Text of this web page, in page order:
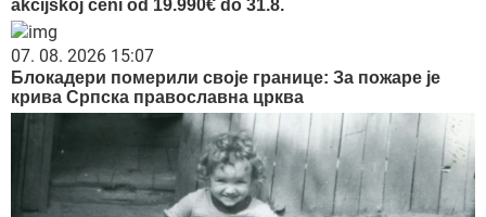
akcijskoj ceni od 19.990€ do 31.8.
07. 08. 2026 15:07
Блокадери померили своје границе: За пожаре је
крива Српска православна црква